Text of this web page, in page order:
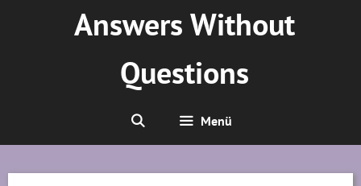
Answers Without
Questions
Menü